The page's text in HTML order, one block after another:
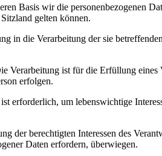
Basis wir die personenbezogenen
gelten können.
in die Verarbeitung der sie
Verarbeitung ist für die Erfüllung eines
erfolgen.
erforderlich, um lebenswichtige
der berechtigten Interessen des
Daten erfordern, überwiegen.